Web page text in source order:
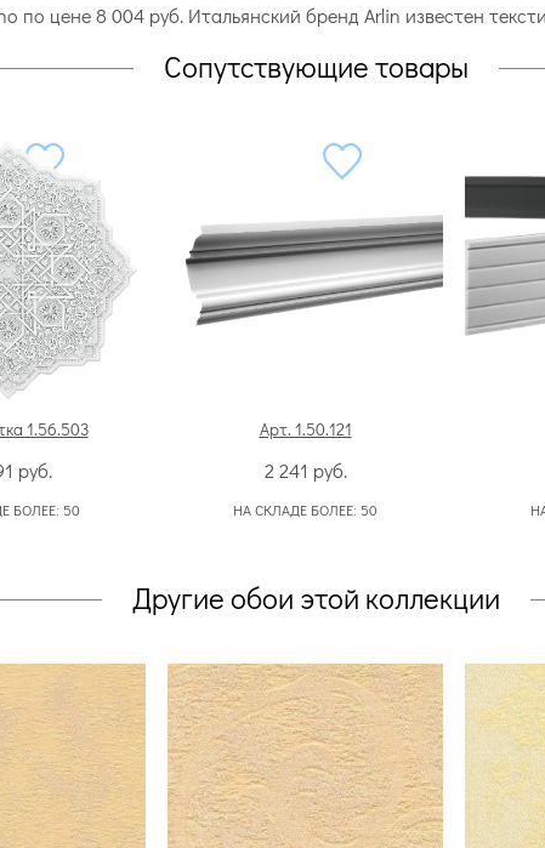
по цене 8 004 руб. Итальянский бренд Arlin известен
Сопутствующие товары
1.56.503
руб.
БОЛЕЕ: 50
Арт. 1.50.121
2 241 руб.
НА СКЛАДЕ БОЛЕЕ: 50
Другие обои этой коллекции